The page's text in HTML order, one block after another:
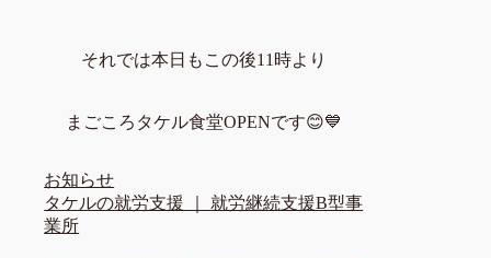
それでは本日もこの後11時より
まごころタケル食堂OPENです😊💙
お知らせ
タケルの就労支援 ｜ 就労継続支援B型事
業所